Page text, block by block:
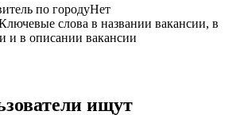
по городуНет
слова в названии вакансии, в
и в описании вакансии
ищут